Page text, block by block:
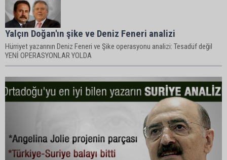
Yalçın Doğan'ın şike ve Deniz Feneri analizi
Hürriyet yazarının Deniz Feneri ve Şike operasyonu analizi: Tesadüf değil
YENİ OPERASYONLAR YOLDA